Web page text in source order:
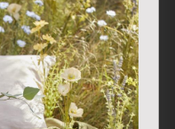
Porcelana
€
al carrito